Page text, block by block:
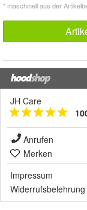
* maschinell aus der
JH Care
Anrufen
Merken
Impressum
Widerrufsbelehrung